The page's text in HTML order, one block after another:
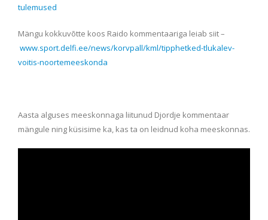
tulemused
Mängu kokkuvõtte koos Raido kommentaariga leiab siit –
www.sport.delfi.ee/news/korvpall/kml/tipphetked-tlukalev-
voitis-noortemeeskonda
Aasta alguses meeskonnaga liitunud Djordje kommentaar
mängule ning küsisime ka, kas ta on leidnud koha meeskonnas.